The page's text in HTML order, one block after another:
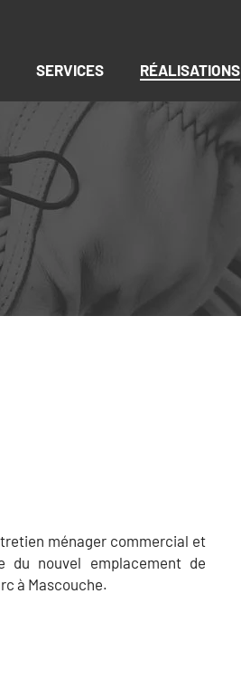
SERVICES RÉALISATIONS
ménager commercial et
du nouvel emplacement de
à Mascouche.